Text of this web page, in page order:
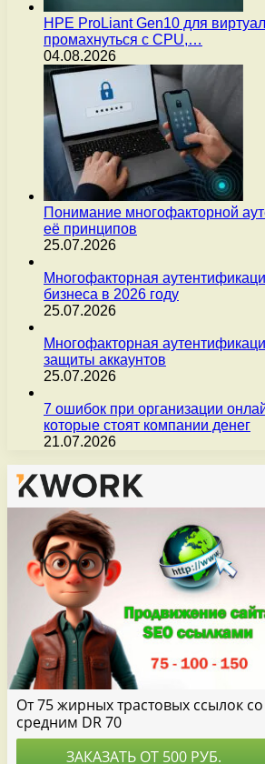
HPE ProLiant Gen10 для
промахнуться с CPU,…
04.08.2026
Понимание многофакторной
её принципов
25.07.2026
Многофакторная
бизнеса в 2026 году
25.07.2026
Многофакторная
защиты аккаунтов
25.07.2026
7 ошибок при организации
которые стоят компании денег
21.07.2026